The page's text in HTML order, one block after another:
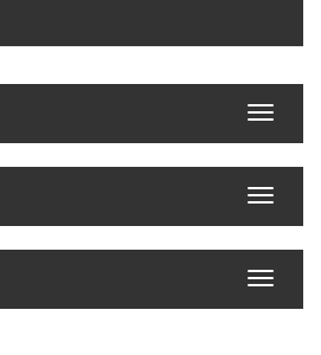
Toggle
Toggle
Toggle